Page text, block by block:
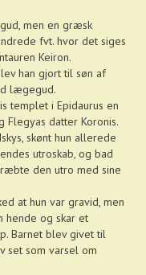
men en græsk
fvt. hvor det siges
Keiron.
han gjort til søn af
lægegud.
templet i Epidaurus en
Flegyas datter Koronis.
skønt hun allerede
utroskab, og bad
den utro med sine
at hun var gravid, men
hende og skar et
Barnet blev givet til
set som varsel om